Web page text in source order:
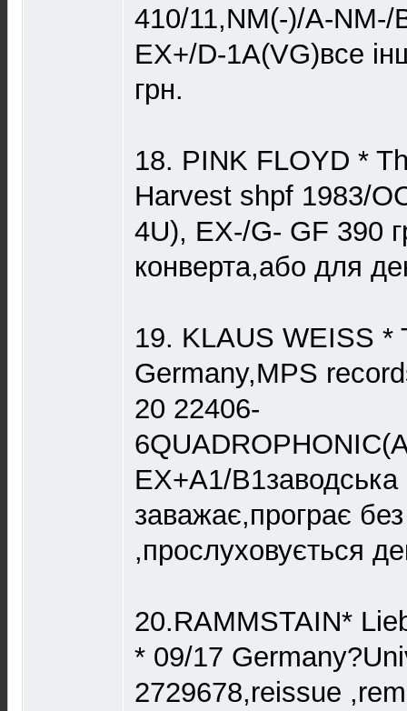
410/11,NM(-)/A-
ЕХ+/D-1A(VG)все
грн.
18. PINK FLOYD *
Harvest shpf 1983/
4U), EX-/G- GF 390
конверта,або для
19. KLAUS WEISS *
Germany,MPS
20 22406-
EX+A1/B1заводська
заважає,програє
,прослуховується
20.RAMMSTAIN*
* 09/17
2729678,reissue